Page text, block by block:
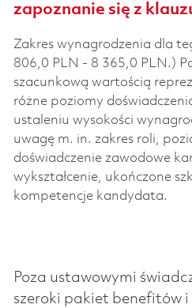
zapoznanie się z
Zakres wynagrodzenia dla
806,0 PLN - 8 365,0 PLN.)
szacunkową wartością
różne poziomy
ustaleniu wysokości
uwagę m. in. zakres roli,
doświadczenie zawodowe
wykształcenie, ukończone
kompetencje kandydata.
Poza ustawowymi
szeroki pakiet benefitów